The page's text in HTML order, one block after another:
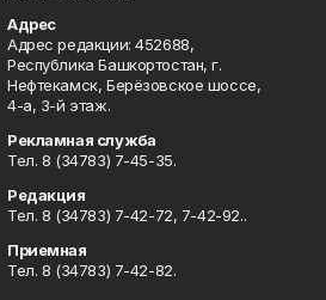
Адрес
Адрес редакции: 452688,
Республика Башкортостан, г.
Нефтекамск, Берёзовское шоссе,
4-а, 3-й этаж.
Рекламная служба
Тел. 8 (34783) 7-45-35.
Редакция
Тел. 8 (34783) 7-42-72, 7-42-92..
Приемная
Тел. 8 (34783) 7-42-82.